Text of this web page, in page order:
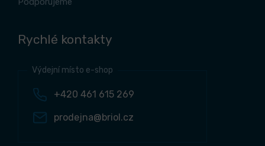
Rychlé kontakty
Výdejní místo e-shop
+420 461 615 269
prodejna@briol.cz